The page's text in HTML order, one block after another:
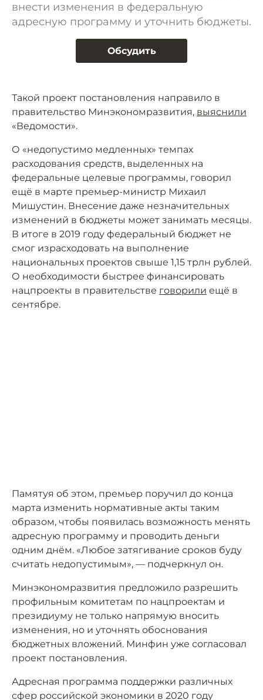
внести изменения в федеральную
адресную программу и уточнить бюджеты.
Обсудить
Такой проект постановления направило в
правительство Минэкономразвития, выяснили
«Ведомости».
О «недопустимо медленных» темпах
расходования средств, выделенных на
федеральные целевые программы, говорил
ещё в марте премьер-министр Михаил
Мишустин. Внесение даже незначительных
изменений в бюджеты может занимать месяцы.
В итоге в 2019 году федеральный бюджет не
смог израсходовать на выполнение
национальных проектов свыше 1,15 трлн рублей.
О необходимости быстрее финансировать
нацпроекты в правительстве говорили ещё в
сентябре.
Памятуя об этом, премьер поручил до конца
марта изменить нормативные акты таким
образом, чтобы появилась возможность менять
адресную программу и проводить деньги
одним днём. «Любое затягивание сроков буду
считать недопустимым», — подчеркнул он.
Минэкономразвития предложило разрешить
профильным комитетам по нацпроектам и
президиуму не только напрямую вносить
изменения, но и уточнять обоснования
бюджетных вложений. Минфин уже согласовал
проект постановления.
Адресная программа поддержки различных
сфер российской экономики в 2020 году